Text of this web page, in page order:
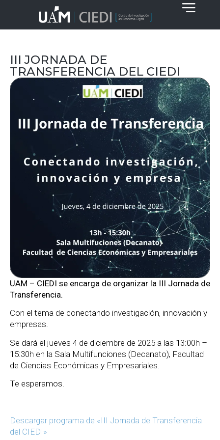
III JORNADA DE
TRANSFERENCIA DEL CIEDI
UAM – CIEDI se encarga de organizar la III Jornada de
Transferencia.
Con el tema de conectando investigación, innovación y
empresas.
Se dará el jueves 4 de diciembre de 2025 a las 13:00h –
15:30h en la Sala Multifunciones (Decanato), Facultad
de Ciencias Económicas y Empresariales.
Te esperamos.
Descargar programa de «III Jornada de Transferencia
del CIEDI»